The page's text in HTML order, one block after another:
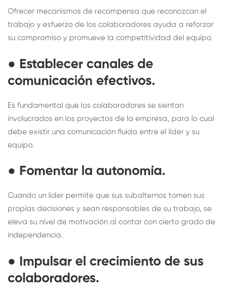
Ofrecer mecanismos de recompensa que reconozcan el
trabajo y esfuerzo de los colaboradores ayuda a reforzar
su compromiso y promueve la competitividad del equipo.
● Establecer canales de
comunicación efectivos.
Es fundamental que los colaboradores se sientan
involucrados en los proyectos de la empresa, para lo cual
debe existir una comunicación fluida entre el líder y su
equipo.
● Fomentar la autonomía.
Cuando un líder permite que sus subalternos tomen sus
propias decisiones y sean responsables de su trabajo, se
eleva su nivel de motivación al contar con cierto grado de
independencia.
●
Impulsar el crecimiento de sus
colaboradores.